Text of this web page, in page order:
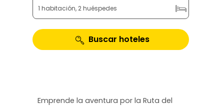
1 habitación, 2 huéspedes
Buscar hoteles
Emprende la aventura por la Ruta del